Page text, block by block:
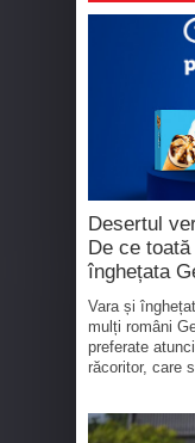
Desertul
De ce
înghețata
Vara și
mulți români
preferate
răcoritor, care